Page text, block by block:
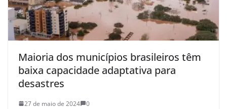
Maioria dos municípios brasileiros têm
baixa capacidade adaptativa para
desastres
27 de maio de 2024 0